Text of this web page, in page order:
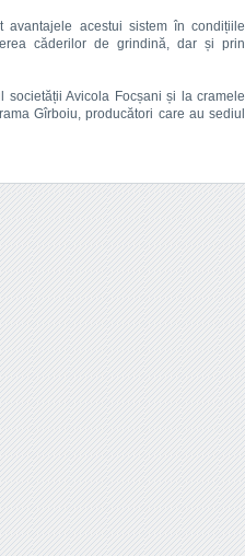
acestui sistem în condițiile
căderilor de grindină, dar și prin
Avicola Focșani și la cramele
Gîrboiu, producători care au sediul